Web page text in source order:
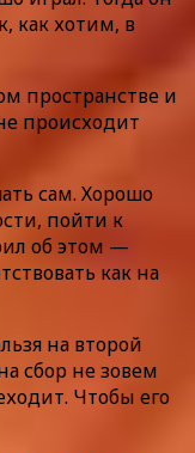
как хотим, в
пространстве и
происходит
сам. Хорошо
пойти к
об этом —
как на
на второй
сбор не зовем
Чтобы его